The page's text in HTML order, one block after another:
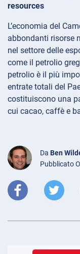
resources
L’economia del
abbondanti risorse
nel settore delle
come il petrolio
petrolio è il più
entrate totali del
costituiscono una
cui cacao, caffè e
Da Ben
Pubblicato